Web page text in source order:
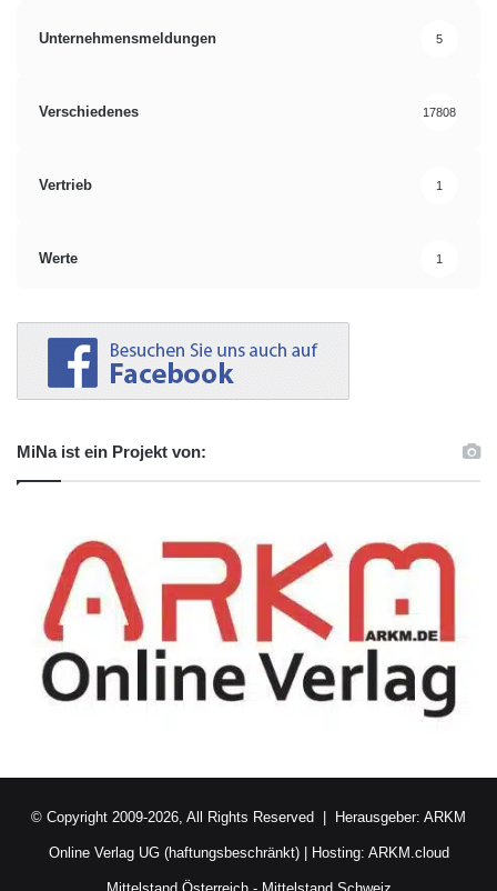
Unternehmensmeldungen 5
Verschiedenes 17808
Vertrieb 1
Werte 1
MiNa ist ein Projekt von:
© Copyright 2009-2026, All Rights Reserved | Herausgeber: ARKM
Online Verlag UG (haftungsbeschränkt)| Hosting: ARKM.cloud